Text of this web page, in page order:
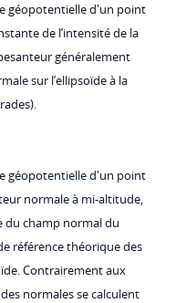
géopotentielle d'un point
de l’intensité de la
généralement
sur l’ellipsoïde à la
géopotentielle d'un point
normale à mi-altitude,
du champ normal du
référence théorique des
Contrairement aux
normales se calculent